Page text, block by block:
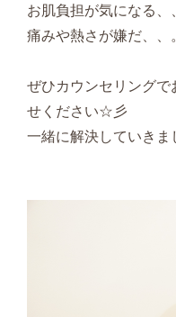
お肌負担が気になる、
痛みや熱さが嫌だ、、
ぜひカウンセリング
せください☆彡
一緒に解決していき